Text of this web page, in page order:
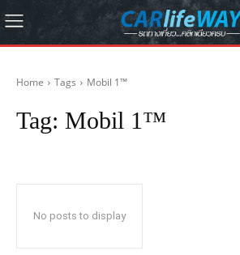
Home Tags Mobil 1™
Tag: Mobil 1™
No posts to display